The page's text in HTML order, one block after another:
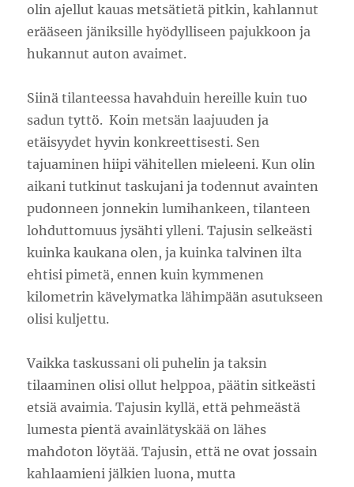
olin ajellut kauas metsätietä pitkin, kahlannut
erääseen jäniksille hyödylliseen pajukkoon ja
hukannut auton avaimet.
Siinä tilanteessa havahduin hereille kuin tuo
sadun tyttö. Koin metsän laajuuden ja
etäisyydet hyvin konkreettisesti. Sen
tajuaminen hiipi vähitellen mieleeni. Kun olin
aikani tutkinut taskujani ja todennut avainten
pudonneen jonnekin lumihankeen, tilanteen
lohduttomuus jysähti ylleni. Tajusin selkeästi
kuinka kaukana olen, ja kuinka talvinen ilta
ehtisi pimetä, ennen kuin kymmenen
kilometrin kävelymatka lähimpään asutukseen
olisi kuljettu.
Vaikka taskussani oli puhelin ja taksin
tilaaminen olisi ollut helppoa, päätin sitkeästi
etsiä avaimia. Tajusin kyllä, että pehmeästä
lumesta pientä avainlätyskää on lähes
mahdoton löytää. Tajusin, että ne ovat jossain
kahlaamieni jälkien luona, mutta